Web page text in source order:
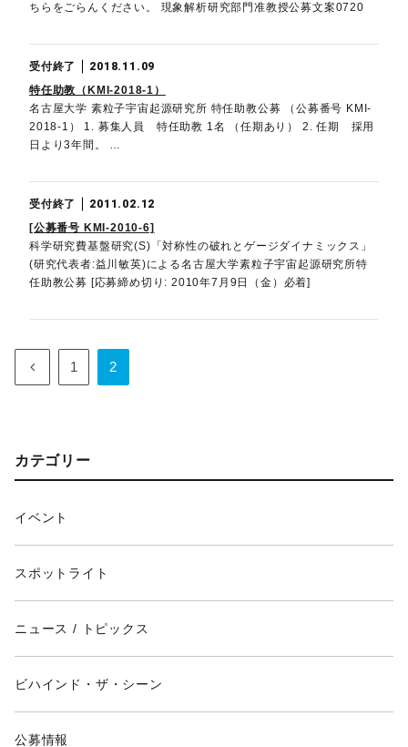
ちらをごらんください。 現象解析研究部門准教授公募文案0720
受付終了
2018.11.09
特任助教（KMI-2018-1）
名古屋大学 素粒子宇宙起源研究所 特任助教公募 （公募番号 KMI-
2018-1） 1. 募集人員 特任助教 1名 （任期あり） 2. 任期 採用
日より3年間。 …
受付終了
2011.02.12
[公募番号 KMI-2010-6]
科学研究費基盤研究(S)「対称性の破れとゲージダイナミックス」
(研究代表者:益川敏英)による名古屋大学素粒子宇宙起源研究所特
任助教公募 [応募締め切り: 2010年7月9日（金）必着]
1 2
カテゴリー
イベント
スポットライト
ニュース / トピックス
ビハインド・ザ・シーン
公募情報